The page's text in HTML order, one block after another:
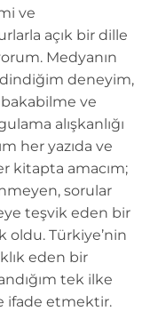
ve
açık bir dille
Medyanın
deneyim,
ve
alışkanlığı
her yazıda ve
kitapta amacım;
sorular
teşvik eden bir
oldu. Türkiye’nin
eden bir
tek ilke
ifade etmektir.